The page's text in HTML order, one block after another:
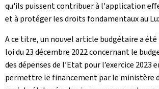
qu'ils puissent contribuer à l'application
et à protéger les droits fondamentaux au
A ce titre, un nouvel article budgétaire a
loi du 23 décembre 2022 concernant le
des dépenses de l’Etat pour l’exercice 2023
permettre le financement par le ministère